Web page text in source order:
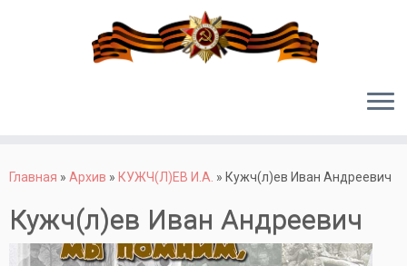
Главная » Архив » КУЖЧ(Л)ЕВ И.А. » Кужч(л)ев Иван Андреевич
Кужч(л)ев Иван Андреевич